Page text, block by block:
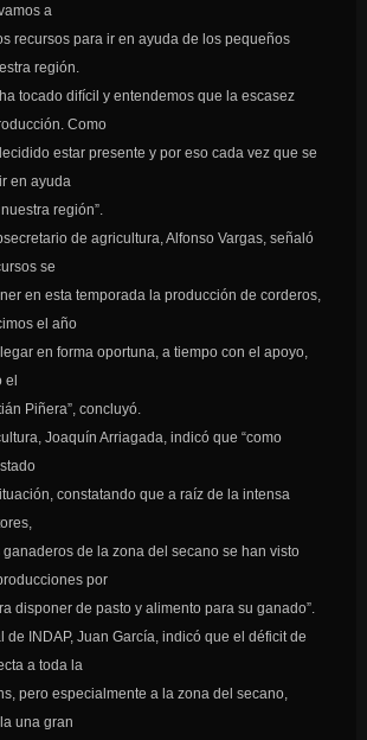
a
recursos para ir en ayuda de los pequeños
región.
tocado difícil y entendemos que la escasez
Como
estar presente y por eso cada vez que se
en ayuda
región”.
de agricultura, Alfonso Vargas, señaló
se
en esta temporada la producción de corderos,
el año
en forma oportuna, a tiempo con el apoyo,
el
Piñera”, concluyó.
Joaquín Arriagada, indicó que “como
constatando que a raíz de la intensa
de la zona del secano se han visto
por
disponer de pasto y alimento para su ganado”.
de INDAP, Juan García, indicó que el déficit de
a toda la
pero especialmente a la zona del secano,
una gran